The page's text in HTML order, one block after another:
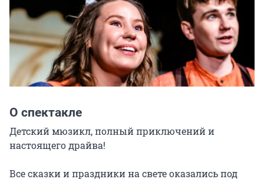
О спектакле
Детский мюзикл, полный приключений и
настоящего драйва!
Все сказки и праздники на свете оказались под